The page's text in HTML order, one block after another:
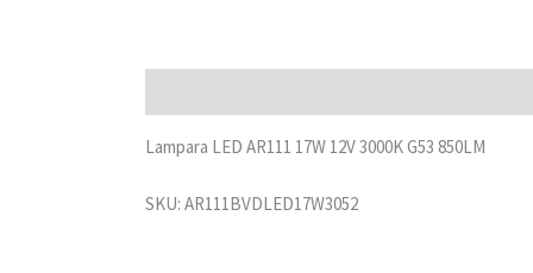
Lampara LED AR111 17W 12V 3000K G53 850LM
SKU: AR111BVDLED17W3052